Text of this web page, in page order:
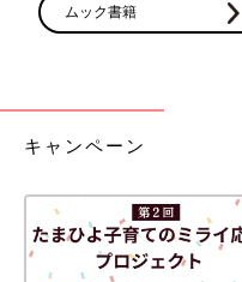
ムック書籍
キャンペーン